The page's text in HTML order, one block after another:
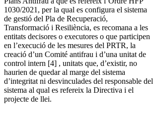
1030/2021, per la qual es configura el sistema
de gestió del Pla de Recuperació,
Transformació i Resiliència, es recomana a les
entitats decisores o executores o que participen
en l’execució de les mesures del PRTR, la
creació d’un Comité antifrau i d’una unitat de
control intern [4] , unitats que, d’existir, no
haurien de quedar al marge del sistema
d’integritat ni desvinculades del responsable del
sistema al qual es refereix la Directiva i el
projecte de llei.